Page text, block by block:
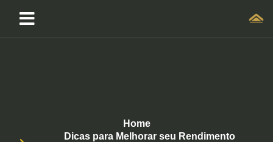
Home
Dicas para Melhorar seu Rendimento